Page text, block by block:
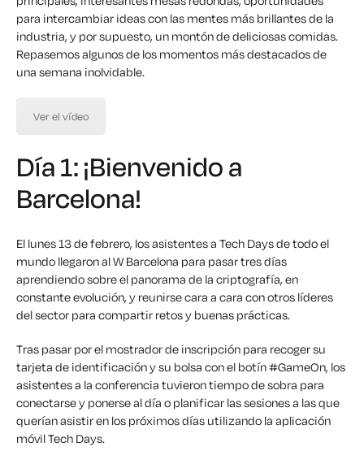
para intercambiar ideas con las mentes más brillantes de la
industria, y por supuesto, un montón de deliciosas comidas.
Repasemos algunos de los momentos más destacados de
una semana inolvidable.
Ver el vídeo
Día 1: ¡Bienvenido a
Barcelona!
El lunes 13 de febrero, los asistentes a Tech Days de todo el
mundo llegaron al W Barcelona para pasar tres días
aprendiendo sobre el panorama de la criptografía, en
constante evolución, y reunirse cara a cara con otros líderes
del sector para compartir retos y buenas prácticas.
Tras pasar por el mostrador de inscripción para recoger su
tarjeta de identificación y su bolsa con el botín #GameOn, los
asistentes a la conferencia tuvieron tiempo de sobra para
conectarse y ponerse al día o planificar las sesiones a las que
querían asistir en los próximos días utilizando la aplicación
móvil Tech Days.